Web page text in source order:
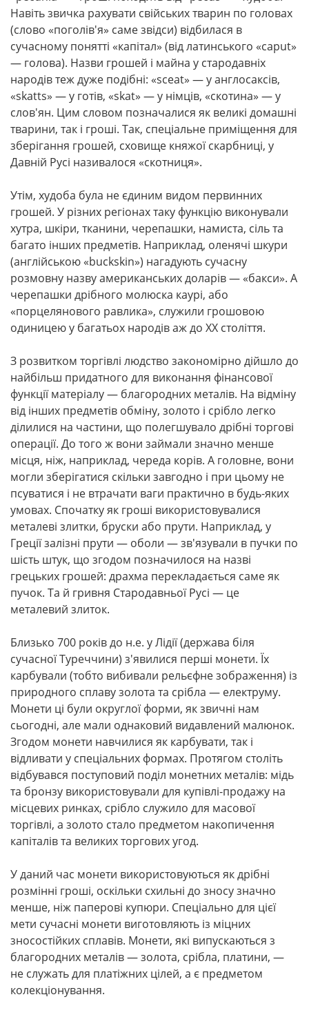
Навіть звичка рахувати свійських тварин по головах
(слово «поголів'я» саме звідси) відбилася в
сучасному понятті «капітал» (від латинського «сaput»
— голова). Назви грошей і майна у стародавніх
народів теж дуже подібні: «sceat» — у англосаксів,
«skatts» — у готів, «skat» — у німців, «скотина» — у
слов'ян. Цим словом позначалися як великі домашні
тварини, так і гроші. Так, спеціальне приміщення для
зберігання грошей, сховище княжої скарбниці, у
Давній Русі називалося «скотниця».
Утім, худоба була не єдиним видом первинних
грошей. У різних регіонах таку функцію виконували
хутра, шкіри, тканини, черепашки, намиста, сіль та
багато інших предметів. Наприклад, оленячі шкури
(англійською «buckskin») нагадують сучасну
розмовну назву американських доларів — «бакси». А
черепашки дрібного молюска каурі, або
«порцелянового равлика», служили грошовою
одиницею у багатьох народів аж до XX століття.
З розвитком торгівлі людство закономірно дійшло до
найбільш придатного для виконання фінансової
функції матеріалу — благородних металів. На відміну
від інших предметів обміну, золото і срібло легко
ділилися на частини, що полегшувало дрібні торгові
операції. До того ж вони займали значно менше
місця, ніж, наприклад, череда корів. А головне, вони
могли зберігатися скільки завгодно і при цьому не
псуватися і не втрачати ваги практично в будь-яких
умовах. Спочатку як гроші використовувалися
металеві злитки, бруски або прути. Наприклад, у
Греції залізні прути — оболи — зв'язували в пучки по
шість штук, що згодом позначилося на назві
грецьких грошей: драхма перекладається саме як
пучок. Та й гривня Стародавньої Русі — це
металевий злиток.
Близько 700 років до н.е. у Лідії (держава біля
сучасної Туреччини) з'явилися перші монети. Їх
карбували (тобто вибивали рельєфне зображення) із
природного сплаву золота та срібла — електруму.
Монети ці були округлої форми, як звичні нам
сьогодні, але мали однаковий видавлений малюнок.
Згодом монети навчилися як карбувати, так і
відливати у спеціальних формах. Протягом століть
відбувався поступовий поділ монетних металів: мідь
та бронзу використовували для купівлі-продажу на
місцевих ринках, срібло служило для масової
торгівлі, а золото стало предметом накопичення
капіталів та великих торгових угод.
У даний час монети використовуються як дрібні
розмінні гроші, оскільки схильні до зносу значно
менше, ніж паперові купюри. Спеціально для цієї
мети сучасні монети виготовляють із міцних
зносостійких сплавів. Монети, які випускаються з
благородних металів — золота, срібла, платини, —
не служать для платіжних цілей, а є предметом
колекціонування.